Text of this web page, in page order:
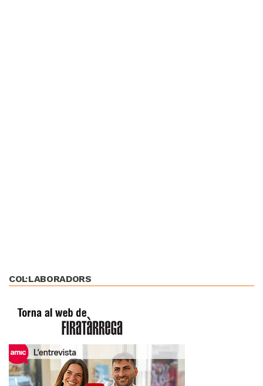
COL·LABORADORS